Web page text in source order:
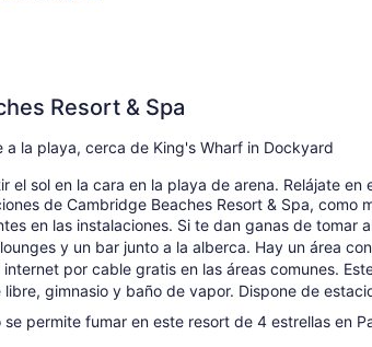
Resort & Spa
a la playa, cerca de King's Wharf in Dockyard
el sol en la cara en la playa de arena. Relájate
de Cambridge Beaches Resort & Spa, como
en las instalaciones. Si te dan ganas de tomar
y un bar junto a la alberca. Hay un área
por cable gratis en las áreas comunes.
gimnasio y baño de vapor. Dispone de
permite fumar en este resort de 4 estrellas en